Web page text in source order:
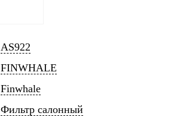
AS922
FINWHALE
Finwhale
Фильтр салонный